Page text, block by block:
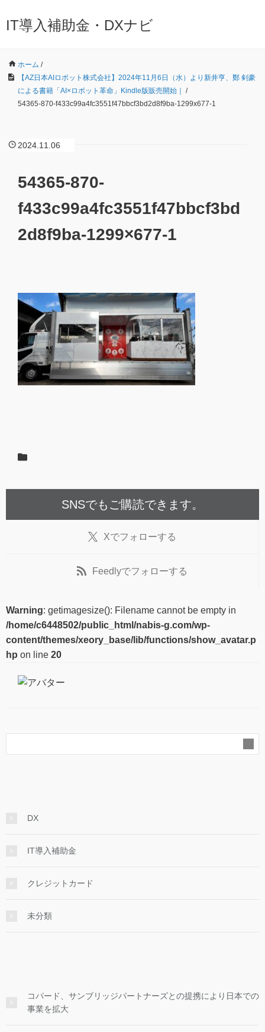
IT導入補助金・DXナビ
ホーム /
【AZ日本AIロボット株式会社】2024年11月6日（水）より新井亨、鄭 剣豪
による書籍「AI×ロボット革命」Kindle版販売開始｜
/
54365-870-f433c99a4fc3551f47bbcf3bd2d8f9ba-1299x677-1
2024.11.06
54365-870-
f433c99a4fc3551f47bbcf3bd
2d8f9ba-1299×677-1
SNSでもご購読できます。
Xでフォローする
Feedlyでフォローする
Warning: getimagesize(): Filename cannot be empty in
/home/c6448502/public_html/nabis-g.com/wp-
content/themes/xeory_base/lib/functions/show_avatar.p
hp on line 20
DX
IT導入補助金
クレジットカード
未分類
コパード、サンブリッジパートナーズとの提携により日本での
事業を拡大